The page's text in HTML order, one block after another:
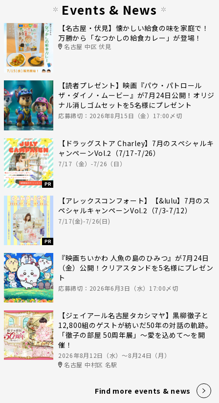
Events & News
【名古屋・伏見】懐かしい給食の味を家庭で！
万勝から「なつかしの給食カレー」が登場！
名古屋 中区 伏見
【読者プレゼント】映画『パウ・パトロール
ザ・ダイノ・ムービー』が7月24日公開！オリジ
ナル消しゴムセットを5名様にプレゼント
応募締切：2026年8月15日（金）17:00〆切
PR
【ドラッグストア Charley】7月のスペシャルキ
ャンペーンVol.2（7/17-7/26）
7/17（金）-7/26（日）
PR
【アレックスコンフォート】【&lulu】7月のス
ペシャルキャンペーンVol.2（7/3-7/12）
7/17(金)-7/26(日)
『映画ちいかわ 人魚の島のひみつ』が7月24日
（金）公開！クリアスタンドを5名様にプレゼン
ト
応募締切：2026年6月3日（水）17:00〆切
【ジェイアール名古屋タカシマヤ】黒柳徹子と
12,800組のゲストが紡いだ50年の対話の軌跡。
「徹子の部屋 50周年展」～愛を込めて～を開
催！
2026年8月12日（水）〜8月24日（月）
名古屋 中村区 名駅
Find more events & news